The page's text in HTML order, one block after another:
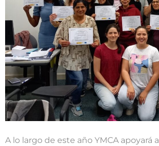
A lo largo de este año YMCA apoyará a